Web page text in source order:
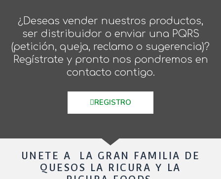
¿Deseas vender nuestros productos,
ser distribuidor o enviar una PQRS
(petición, queja, reclamo o sugerencia)?
Regístrate y pronto nos pondremos en
contacto contigo.
REGISTRO
UNETE A LA GRAN FAMILIA DE
QUESOS LA RICURA Y LA